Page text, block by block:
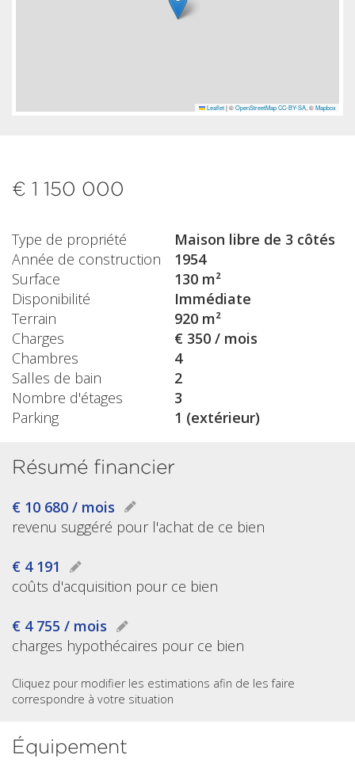
Leaflet |©OpenStreetMap CC-BY-SA, ©Mapbox
€ 1 150 000
Type de propriété
Maison libre de 3 côtés
Année de construction
1954
Surface
130 m²
Disponibilité
Immédiate
Terrain
920 m²
Charges
€ 350 / mois
Chambres
4
Salles de bain
2
Nombre d'étages
3
Parking
1 (extérieur)
Résumé financier
€ 10 680 / mois
revenu suggéré pour l'achat de ce bien
€ 4 191
coûts d'acquisition pour ce bien
€ 4 755 / mois
charges hypothécaires pour ce bien
Cliquez pour modifier les estimations afin de les faire
correspondre à votre situation
Équipement